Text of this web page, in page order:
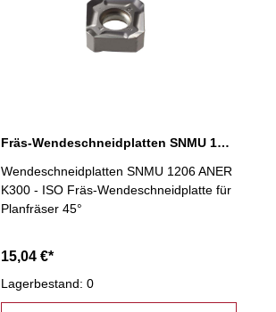
Fräs-Wendeschneidplatten SNMU 1206 ANER K300
Wendeschneidplatten SNMU 1206 ANER
K300 - ISO Fräs-Wendeschneidplatte für
Planfräser 45°
15,04 €*
Lagerbestand: 0